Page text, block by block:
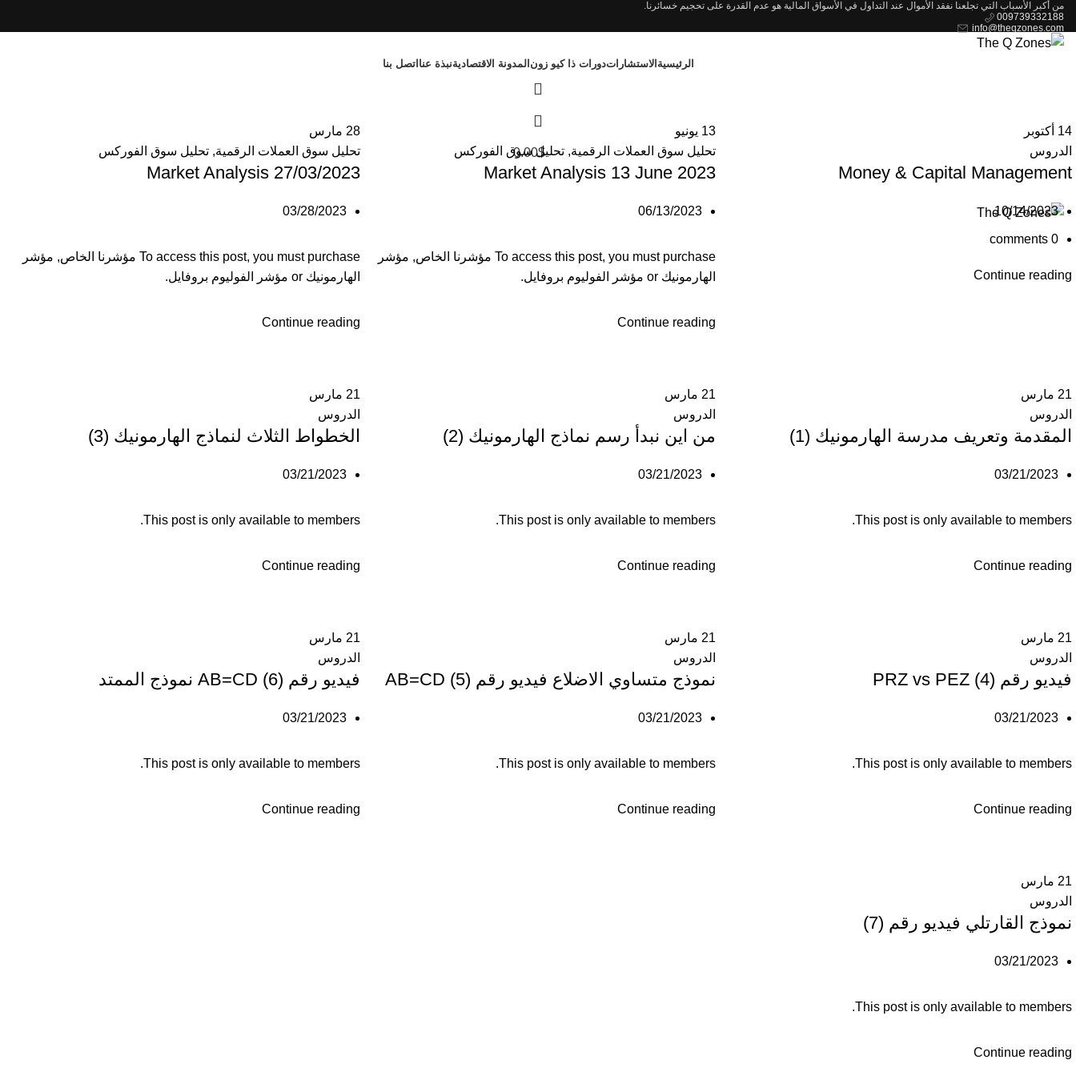
من أكبر الأسباب التي تجلعنا نفقد الأموال عند التداول في الأسواق المالية هو عدم القدرة على تحجيم خسائرنا.
009739332188
info@theqzones.com
الرئيسية الاستشاراتدورات ذا كيو زون المدونة الاقتصاديةنبذة عنا اتصل بنا
0.00$
14 أكتوبر
الدروس
Money & Capital Management
10/14/2023
0
comments
Continue reading
13 يونيو
تحليل سوق العملات الرقمية, تحليل سوق الفوركس
Market Analysis 13 June 2023
06/13/2023
To access this post, you must purchase مؤشرنا الخاص, مؤشر
الهارمونيك
مؤشر الفوليوم بروفايل.
Continue reading
28 مارس
تحليل سوق العملات الرقمية,تحليل سوق الفوركس
Market Analysis 27/03/2023
03/28/2023
To access this post, you must purchase مؤشرنا الخاص, مؤشر
الهارمونيك or مؤشر الفوليوم بروفايل.
Continue reading
21 مارس
الدروس
المقدمة وتعريف مدرسة الهارمونيك (1)
03/21/2023
This post is only available to members.
Continue reading
21 مارس
الدروس
من اين نبدأ رسم نماذج الهارمونيك (2)
03/21/2023
This post is only available to members.
Continue reading
21 مارس
الدروس
الخطواط الثلاث لنماذج الهارمونيك (3)
03/21/2023
This post is only available to members.
Continue reading
21 مارس
الدروس
فيديو رقم (4) PRZ vs PEZ
03/21/2023
This post is only available to members.
Continue reading
21 مارس
الدروس
نموذج متساوي الاضلاع فيديو رقم (5) AB=CD
03/21/2023
This post is only available to members.
Continue reading
21 مارس
الدروس
فيديو رقم (6) AB=CD نموذج الممتد
03/21/2023
This post is only available to members.
Continue reading
21 مارس
الدروس
نموذج القارتلي فيديو رقم (7)
03/21/2023
This post is only available to members.
Continue reading